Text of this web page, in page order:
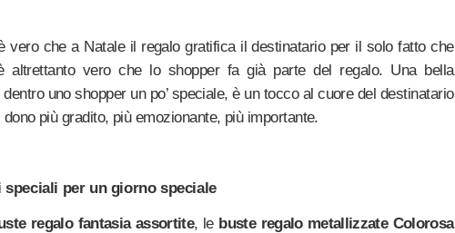
vero che a Natale il regalo gratifica il destinatario per il solo fatto che
altrettanto vero che lo shopper fa già parte del regalo. Una bella
uno shopper un po’ speciale, è un tocco al cuore del destinatario
più gradito, più emozionante, più importante.
speciali per un giorno speciale
regalo fantasia assortite, le buste regalo metallizzate Colorosa